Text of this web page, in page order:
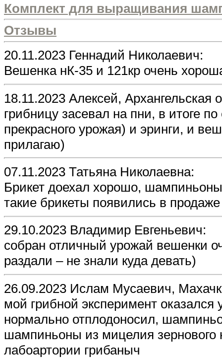
Комплект для выращивания
Отзывы
20.11.2023 Геннадий Николаевич:
Вешенка нК-35 и 121кp очень
18.11.2023 Алексей, Архангельская
грибницу засевал на пни, в итоге
прекрасного урожая) и эринги, и
прилагаю)
07.11.2023 Татьяна Николаевна:
Брикет доехал хорошо,
такие брикеты появились в
29.10.2023 Владимир Евгеньевич:
собран отличный урожай вешенки
раздали – не знали куда девать)
26.09.2023 Ислам Мусаевич,
мой грибной эксперимент
нормально отплодоносил,
шампиньоны из мицелия зернового
лабоартории грибаныч